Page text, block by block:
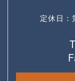
定休日：